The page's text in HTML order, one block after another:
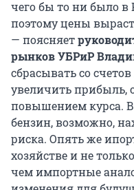
чего бы то ни было в
поэтому цены
— поясняет
рынков УБРиР
сбрасывать со
увеличить прибыль,
повышением курса.
бензин, возможно,
риска. Опять же
хозяйстве и не
чем импортные